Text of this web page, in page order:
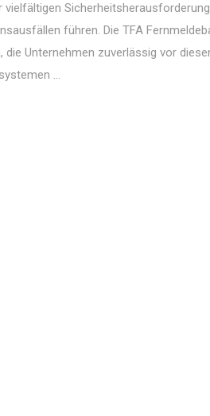
führen. Die TFA
Unternehmen zuverlässig vor
...